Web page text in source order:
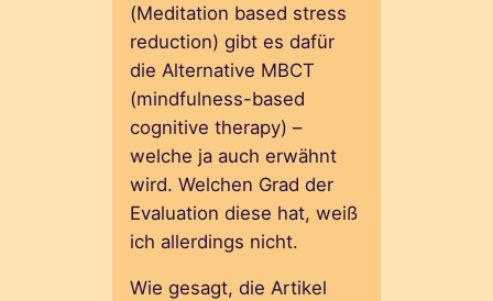
(Meditation based stress
reduction) gibt es dafür
die Alternative MBCT
(mindfulness-based
cognitive therapy) –
welche ja auch erwähnt
wird. Welchen Grad der
Evaluation diese hat, weiß
ich allerdings nicht.
Wie gesagt, die Artikel